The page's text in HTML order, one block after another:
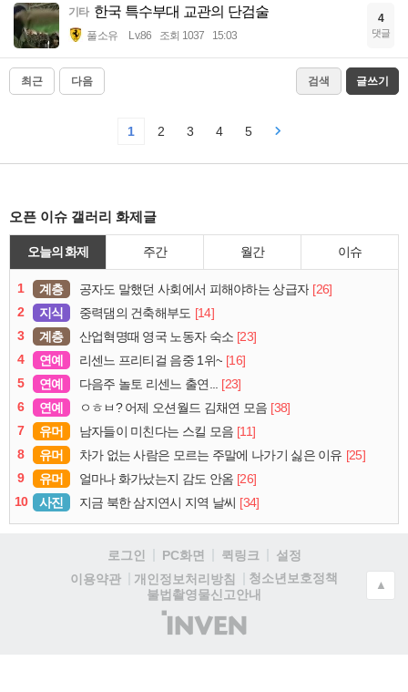
기타 한국 특수부대 교관의 단검술
풀소유 Lv.86 조회 1037 15:03
4
댓글
최근 다음 검색 글쓰기
1 2 3 4 5
오픈 이슈 갤러리 화제글
오늘의 화제 주간 월간 이슈
1 계층 공자도 말했던 사회에서 피해야하는 상급자 [26]
2
지식 중력댐의 건축해부도 [14]
3
계층 산업혁명때 영국 노동자 숙소 [23]
4
연예 리센느 프리티걸 음중 1위~ [16]
5
연예 다음주 놀토 리센느 출연...
[23]
6
연예 ㅇㅎㅂ? 어제 오션월드 김채연 모음 [38]
7
유머 남자들이 미친다는 스킬 모음 [11]
8
유머 차가 없는 사람은 모르는 주말에 나가기 싫은 이유 [25]
9
유머 얼마나 화가났는지 감도 안옴 [26]
10
사진 지금 북한 삼지연시 지역 날씨 [34]
로그인 PC화면 퀵링크
설정
이용약관
개인정보처리방침
청소년보호정책
불법촬영물신고안내
(주)
인
▲